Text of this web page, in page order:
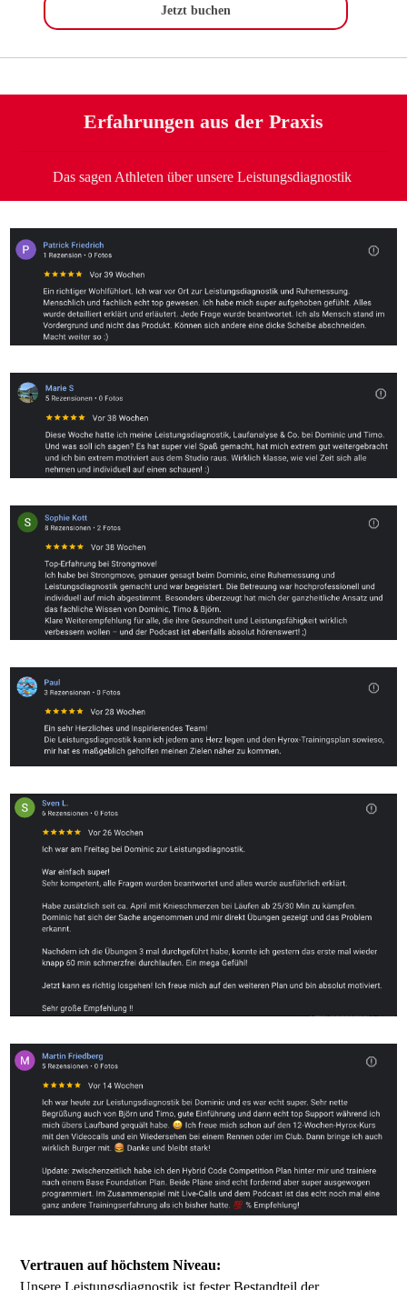
Jetzt buchen
Erfahrungen aus der Praxis
Das sagen Athleten über unsere Leistungsdiagnostik
Vertrauen auf höchstem Niveau:
Unsere Leistungsdiagnostik ist fester Bestandteil der